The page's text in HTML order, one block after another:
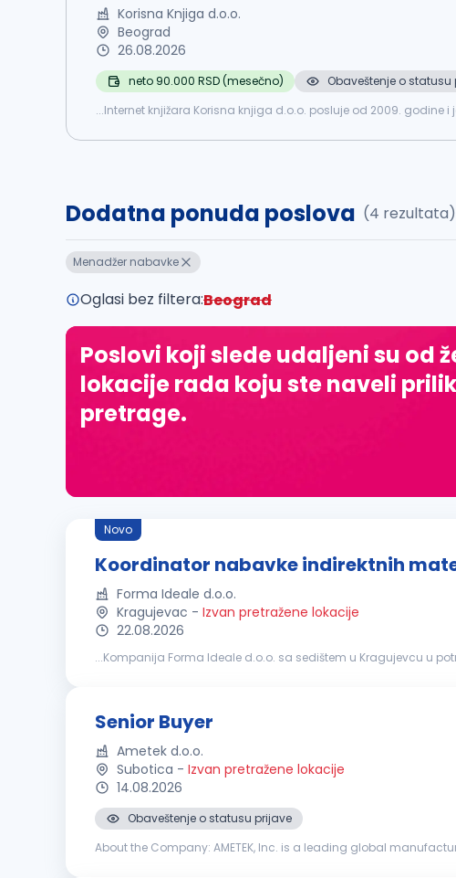
Korisna Knjiga d.o.o.
Beograd
26.08.2026
neto 90.000 RSD (mesečno)
Obaveštenje o statusu
...Internet knjižara Korisna knjiga d.o.o. posluje od 2009.
Dodatna ponuda poslova (4 rezultata)
Menadžer nabavke
Oglasi bez filtera:Beograd
Poslovi koji slede udaljeni su od
lokacije rada koju ste naveli
pretrage.
Novo
Koordinator nabavke indirektnih
Forma Ideale d.o.o.
Kragujevac - Izvan pretražene lokacije
22.08.2026
...Kompanija Forma Ideale d.o.o. sa sedištem u Kragujevcu u
Senior Buyer
Ametek d.o.o.
Subotica - Izvan pretražene lokacije
14.08.2026
Obaveštenje o statusu prijave
About the Company: AMETEK, Inc. is a leading global